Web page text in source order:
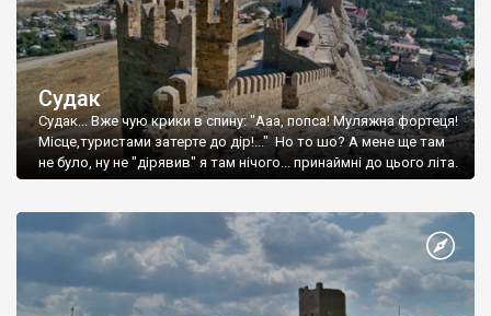
Судак
Судак... Вже чую крики в спину: "Ааа, попса! Муляжна фортеця!
Місце,туристами затерте до дір!..." Но то шо? А мене ще там
не було, ну не "дірявив" я там нічого... принаймні до цього літа.